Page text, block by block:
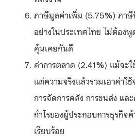
ภาษีมูลค่าเพิ่ม (5.75%) ภาษี
อย่างในประเทศไทย ไม่ต้อง
คุ้นเคยกันดี
ค่าการตลาด (2.41%) แม้จะใ
แต่ความจริงแล้วรวมเอาค่าใ
การจัดการคลัง การขนส่ง แล
กำไรของผู้ประกอบการธุรกิจ
เรียบร้อย